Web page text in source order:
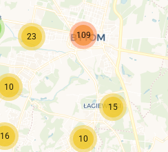
23
10
10
16
109
15